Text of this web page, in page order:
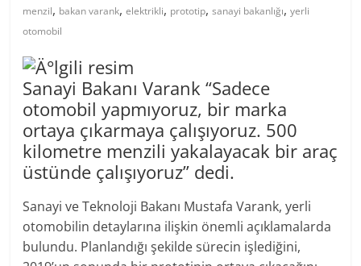
menzil, bakan varank,elektrikli, prototip,sanayi bakanlığı,yerli
otomobil
Sanayi Bakanı Varank “Sadece
otomobil yapmıyoruz, bir marka
ortaya çıkarmaya çalışıyoruz. 500
kilometre menzili yakalayacak bir araç
üstünde çalışıyoruz” dedi.
Sanayi ve Teknoloji Bakanı Mustafa Varank, yerli
otomobilin detaylarına ilişkin önemli açıklamalarda
bulundu. Planlandığı şekilde sürecin işlediğini,